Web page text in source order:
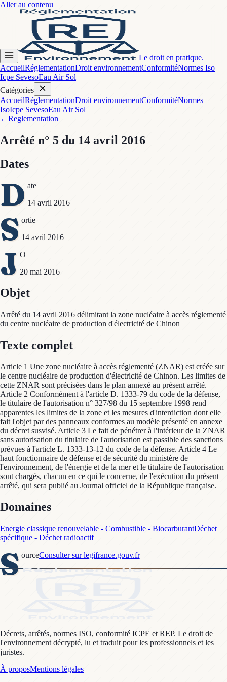
Aller au contenu
Le droit en pratique.
AccueilRéglementationDroit environnementConformitéNormes Iso
Icpe SevesoEau Air Sol
Catégories
AccueilRéglementationDroit environnementConformitéNormes
IsoIcpe SevesoEau Air Sol
←Reglementation
Arrêté n° 5 du 14 avril 2016
Dates
D ate
14 avril 2016
S ortie
14 avril 2016
J O
20 mai 2016
Objet
Arrêté du 14 avril 2016 délimitant la zone nucléaire à accès réglementé
du centre nucléaire de production d'électricité de Chinon
Texte complet
Article 1 Une zone nucléaire à accès réglementé (ZNAR) est créée sur
le centre nucléaire de production d'électricité de Chinon. Les limites de
cette ZNAR sont précisées dans le plan annexé au présent arrêté.
Article 2 Conformément à l'article D. 1333-79 du code de la défense,
le titulaire de l'autorisation n° 327/98 du 15 septembre 1998 rend
apparentes les limites de la zone et les mesures d'interdiction dont elle
fait l'objet par des panneaux conformes au modèle présenté en annexe
du décret susvisé. Article 3 Le fait de pénétrer à l'intérieur de la ZNAR
sans autorisation du titulaire de l'autorisation est passible des sanctions
prévues à l'article L. 1333-13-12 du code de la défense. Article 4 Le
haut fonctionnaire de défense et de sécurité du ministère de
l'environnement, de l'énergie et de la mer et le titulaire de l'autorisation
sont chargés, chacun en ce qui le concerne, de l'exécution du présent
arrêté, qui sera publié au Journal officiel de la République française.
Domaines
Energie classique renouvelable - Combustible - BiocarburantDéchet
spécifique - Déchet radioactif
S ourceConsulter sur legifrance.gouv.fr
Décrets, arrêtés, normes ISO, conformité ICPE et REP. Le droit de
l'environnement décrypté, lu et traduit pour les professionnels et les
juristes.
À proposMentions légales